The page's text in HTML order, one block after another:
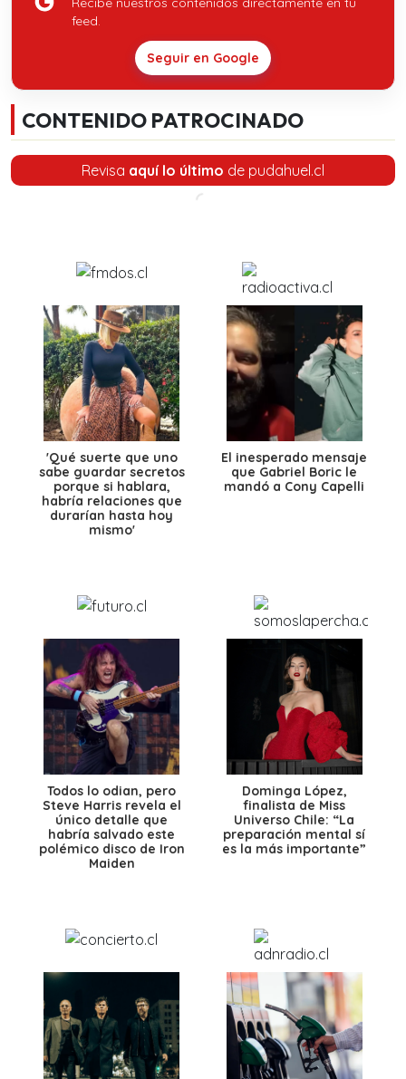
feed.
Seguir en Google
CONTENIDO PATROCINADO
Revisa aquí lo último de pudahuel.cl
'Qué suerte que uno
sabe guardar secretos
porque si hablara,
habría relaciones que
durarían hasta hoy
mismo'
El inesperado mensaje
que Gabriel Boric le
mandó a Cony Capelli
Todos lo odian, pero
Steve Harris revela el
único detalle que
habría salvado este
polémico disco de Iron
Maiden
Dominga López,
finalista de Miss
Universo Chile: “La
preparación mental sí
es la más importante”